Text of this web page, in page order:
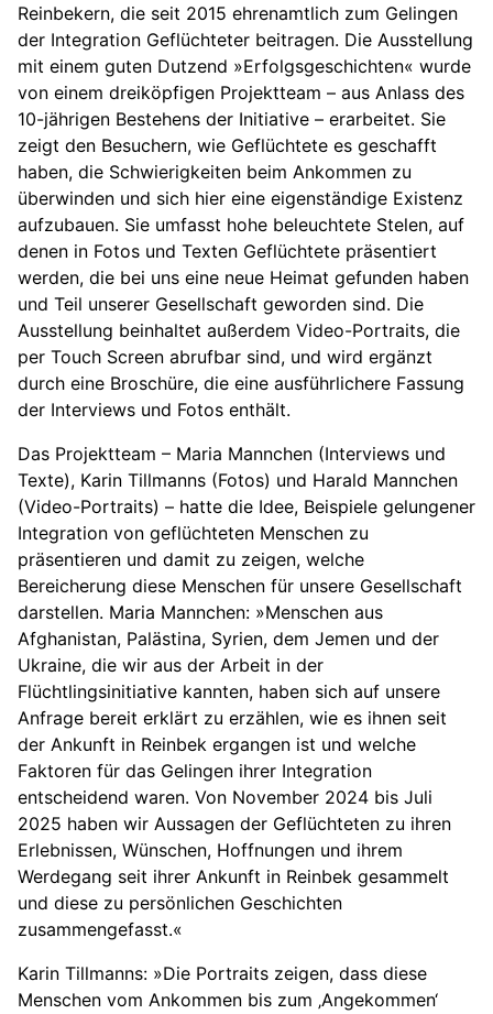
Reinbekern, die seit 2015 ehrenamtlich zum Gelingen
der Integration Geflüchteter beitragen. Die Ausstellung
mit einem guten Dutzend »Erfolgsgeschichten« wurde
von einem dreiköpfigen Projektteam – aus Anlass des
10-jährigen Bestehens der Initiative – erarbeitet. Sie
zeigt den Besuchern, wie Geflüchtete es geschafft
haben, die Schwierigkeiten beim Ankommen zu
überwinden und sich hier eine eigenständige Existenz
aufzubauen. Sie umfasst hohe beleuchtete Stelen, auf
denen in Fotos und Texten Geflüchtete präsentiert
werden, die bei uns eine neue Heimat gefunden haben
und Teil unserer Gesellschaft geworden sind. Die
Ausstellung beinhaltet außerdem Video-Portraits, die
per Touch Screen abrufbar sind, und wird ergänzt
durch eine Broschüre, die eine ausführlichere Fassung
der Interviews und Fotos enthält.
Das Projektteam – Maria Mannchen (Interviews und
Texte), Karin Tillmanns (Fotos) und Harald Mannchen
(Video-Portraits) – hatte die Idee, Beispiele gelungener
Integration von geflüchteten Menschen zu
präsentieren und damit zu zeigen, welche
Bereicherung diese Menschen für unsere Gesellschaft
darstellen. Maria Mannchen: »Menschen aus
Afghanistan, Palästina, Syrien, dem Jemen und der
Ukraine, die wir aus der Arbeit in der
Flüchtlingsinitiative kannten, haben sich auf unsere
Anfrage bereit erklärt zu erzählen, wie es ihnen seit
der Ankunft in Reinbek ergangen ist und welche
Faktoren für das Gelingen ihrer Integration
entscheidend waren. Von November 2024 bis Juli
2025 haben wir Aussagen der Geflüchteten zu ihren
Erlebnissen, Wünschen, Hoffnungen und ihrem
Werdegang seit ihrer Ankunft in Reinbek gesammelt
und diese zu persönlichen Geschichten
zusammengefasst.«
Karin Tillmanns: »Die Portraits zeigen, dass diese
Menschen vom Ankommen bis zum ‚Angekommen‘